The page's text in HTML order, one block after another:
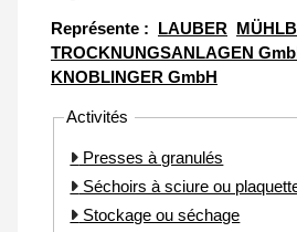
Représente : LAUBER
TROCKNUNGSANLAGEN
KNOBLINGER GmbH
Activités
Presses à granulés
Séchoirs à sciure ou
Stockage ou séchage